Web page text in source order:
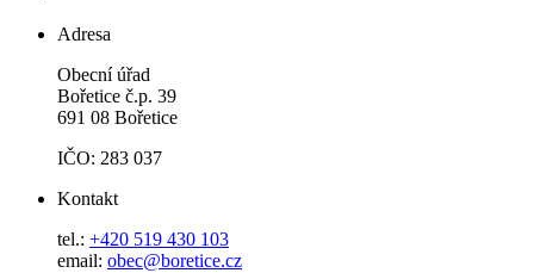
Adresa
Obecní úřad
Bořetice č.p. 39
691 08 Bořetice
IČO: 283 037
Kontakt
tel.: +420 519 430 103
email: obec@boretice.cz